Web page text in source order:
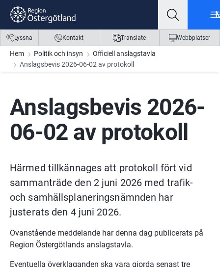
Gå till innehåll
Gå till meny
Gå till sidfot
Lyssna Kontakt Translate Webbplatser
Hem Politik och insyn
Officiell anslagstavla
Anslagsbevis 2026-06-02 av protokoll
Anslagsbevis 2026-
06-02 av protokoll
Härmed tillkännages att protokoll fört vid
sammanträde den 2 juni 2026 med trafik-
och samhällsplaneringsnämnden har
justerats den 4 juni 2026.
Ovanstående meddelande har denna dag publicerats på
Region Östergötlands anslagstavla.
Eventuella överklaganden ska vara gjorda senast tre